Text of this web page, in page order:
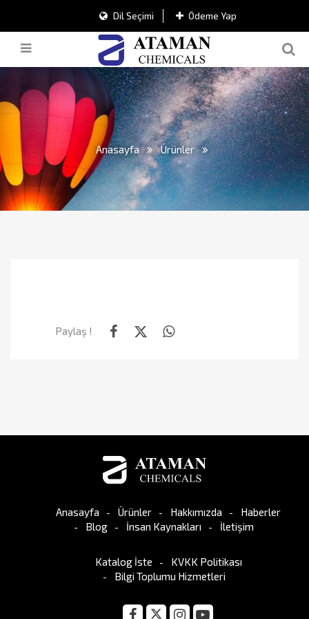
Dil Seçimi Ödeme Yap
Anasayfa Ürünler
Paylaş !
Anasayfa Ürünler Hakkımızda
Haberler
Blog
İnsan Kaynakları İletişim
Katalog İste
KVKK Politikası
Bilgi Toplumu Hizmetleri